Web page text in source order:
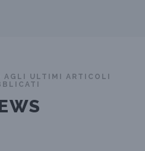
AGLI ULTIMI ARTICOLI